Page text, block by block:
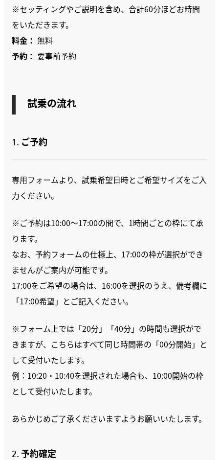
※セッティングやご説明を含め、合計60分ほどお時間
をいただきます。
料金： 無料
予約： 要事前予約
試乗の流れ
1. ご予約
専用フォームより、試乗希望日時とご希望サイズをご入
力ください。
※ご予約は10:00〜17:00の間で、1時間ごとの枠にて承
ります。
なお、予約フォームの仕様上、17:00の枠が選択ができ
ませんがご案内が可能です。
17:00をご希望の場合は、16:00を選択のうえ、備考欄に
「17:00希望」とご記入ください。
※フォーム上では「20分」「40分」の時間も選択がで
きますが、こちらはすべて同じ時間帯の「00分開始」と
して受付いたします。
例：10:20・10:40を選択された場合も、10:00開始の枠
として受付いたします。
あらかじめご了承くださいますようお願いいたします。
2. 予約確定